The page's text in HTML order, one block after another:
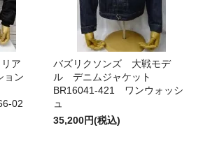
ア
ョン
02
バズリクソンズ 大戦モデ
ル デニムジャケット
BR16041-421 ワンウォッシ
ュ
35,200円(税込)